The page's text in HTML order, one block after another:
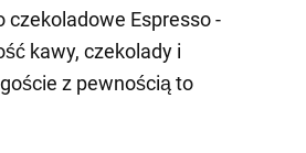
czekoladowe Espresso -
kawy, czekolady i
z pewnością to